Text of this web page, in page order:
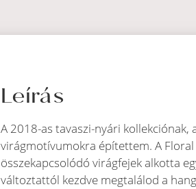
Leírás
A 2018-as tavaszi-nyári
virágmotívumokra építettem. A
összekapcsolódó virágfejek alkotta
változtattól kezdve megtalálod a